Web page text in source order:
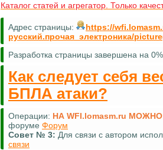
Каталог статей и агрегатор. Только
Адрес страницы:
https://
русский.прочая_электроника/
Разработка страницы завершена на 0%
Как следует себя
БПЛА атаки?
Операции: НА WFI.lomasm.ru
форуме Форум
Совет № 3: Для связи с автором
связи